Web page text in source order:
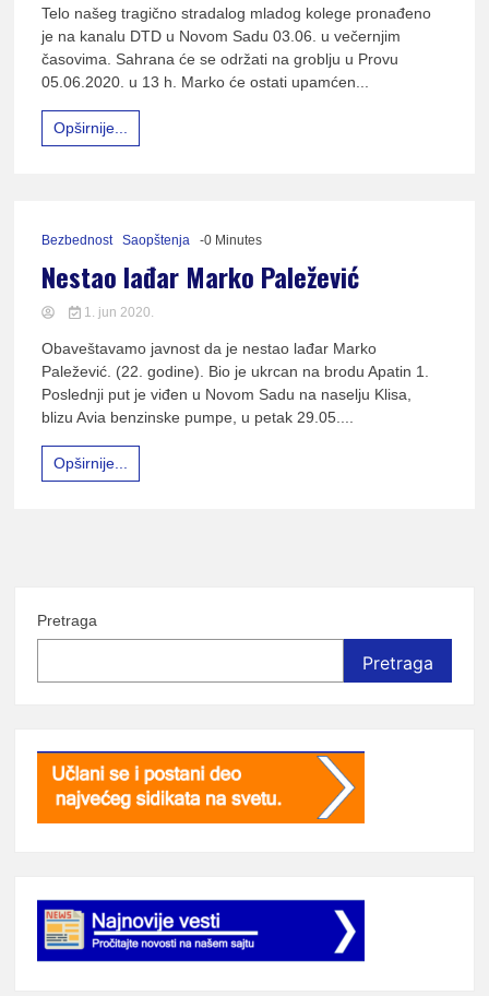
Telo našeg tragično stradalog mladog kolege pronađeno
je na kanalu DTD u Novom Sadu 03.06. u večernjim
časovima. Sahrana će se održati na groblju u Provu
05.06.2020. u 13 h. Marko će ostati upamćen...
Opširnije...
Bezbednost Saopštenja -0 Minutes
Nestao lađar Marko Paležević
1. jun 2020.
Obaveštavamo javnost da je nestao lađar Marko
Paležević. (22. godine). Bio je ukrcan na brodu Apatin 1.
Poslednji put je viđen u Novom Sadu na naselju Klisa,
blizu Avia benzinske pumpe, u petak 29.05....
Opširnije...
Pretraga
Pretraga